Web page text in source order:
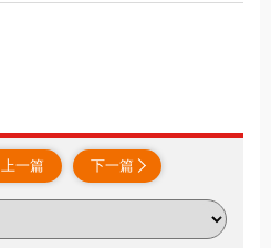
下一篇
上一篇